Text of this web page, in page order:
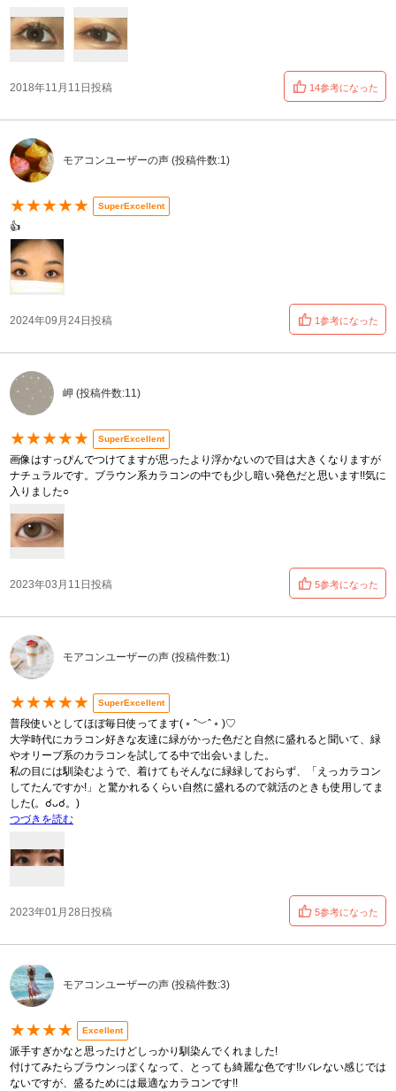
2018年11月11日投稿 14参考になった
モアコンユーザーの声 (投稿件数:1)
★★★★★ SuperExcellent
👍
2024年09月24日投稿 1参考になった
岬 (投稿件数:11)
★★★★★ SuperExcellent
画像はすっぴんでつけてますが思ったより浮かないので目は大きくなりますが
ナチュラルです。ブラウン系カラコンの中でも少し暗い発色だと思います!!気に
入りました○
2023年03月11日投稿 5参考になった
モアコンユーザーの声 (投稿件数:1)
★★★★★ SuperExcellent
普段使いとしてほぼ毎日使ってます(﹡ˆ﹀ˆ﹡)♡
大学時代にカラコン好きな友達に緑がかった色だと自然に盛れると聞いて、緑
やオリーブ系のカラコンを試してる中で出会いました。
私の目には馴染むようで、着けてもそんなに緑緑しておらず、「えっカラコン
してたんですか!」と驚かれるくらい自然に盛れるので就活のときも使用してま
した(。☌ᴗ☌。)
つづきを読む
2023年01月28日投稿 5参考になった
モアコンユーザーの声 (投稿件数:3)
★★★★ Excellent
派手すぎかなと思ったけどしっかり馴染んでくれました!
付けてみたらブラウンっぽくなって、とっても綺麗な色です!!バレない感じでは
ないですが、盛るためには最適なカラコンです!!